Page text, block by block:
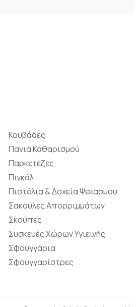
Κουβάδες
Πανιά Καθαρισμού
Παρκετέζες
Πιγκάλ
Πιστόλια & Δοχεία Ψεκασμού
Σακούλες Απορριμμάτων
Σκούπες
Συσκευές Χώρων Υγιεινής
Σφουγγάρια
Σφουγγαρίστρες